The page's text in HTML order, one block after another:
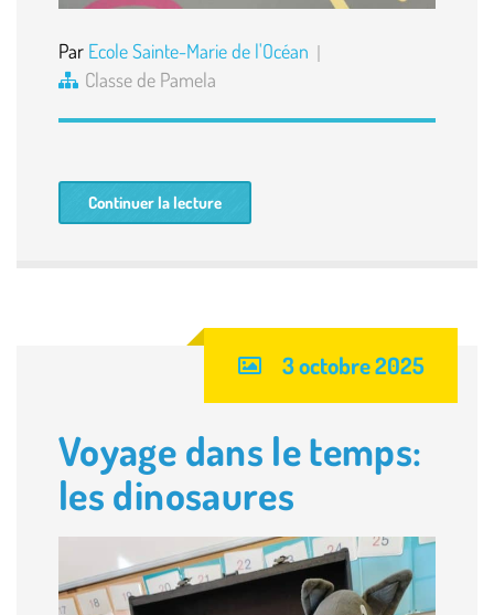
Par Ecole Sainte-Marie de l'Océan
Classe de Pamela
Continuer la lecture
3 octobre 2025
Voyage dans le temps:
les dinosaures